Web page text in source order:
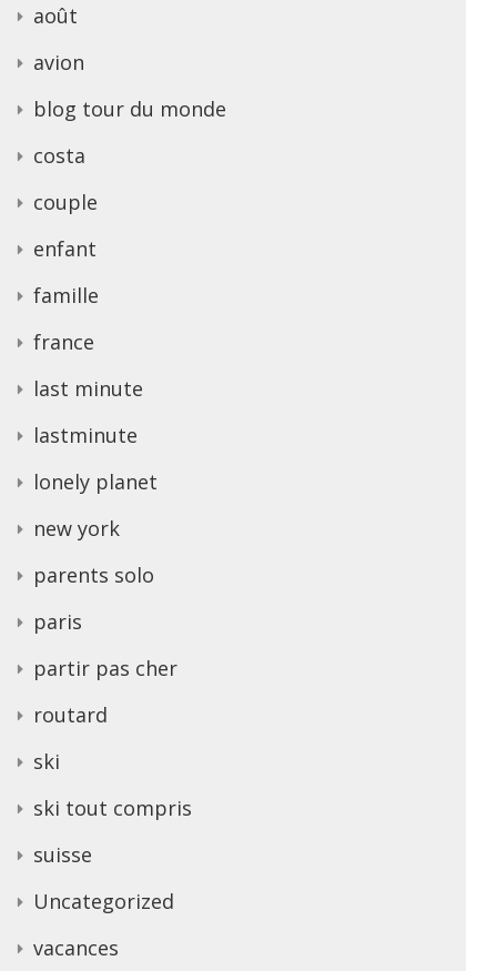
août
avion
blog tour du monde
costa
couple
enfant
famille
france
last minute
lastminute
lonely planet
new york
parents solo
paris
partir pas cher
routard
ski
ski tout compris
suisse
Uncategorized
vacances